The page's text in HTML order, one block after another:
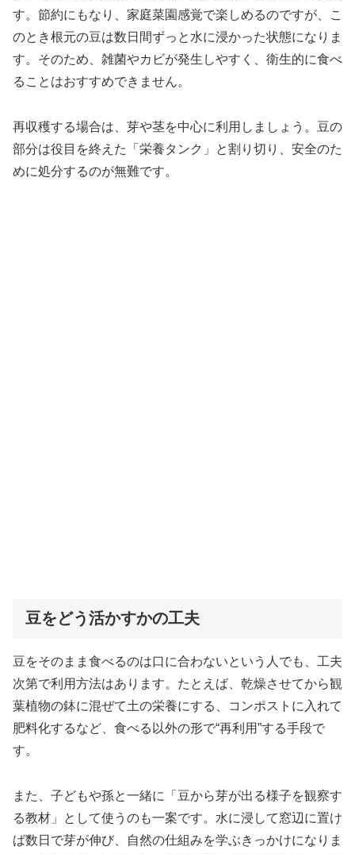
す。節約にもなり、家庭菜園感覚で楽しめるのですが、こ
のとき根元の豆は数日間ずっと水に浸かった状態になりま
す。そのため、雑菌やカビが発生しやすく、衛生的に食べ
ることはおすすめできません。
再収穫する場合は、芽や茎を中心に利用しましょう。豆の
部分は役目を終えた「栄養タンク」と割り切り、安全のた
めに処分するのが無難です。
豆をどう活かすかの工夫
豆をそのまま食べるのは口に合わないという人でも、工夫
次第で利用方法はあります。たとえば、乾燥させてから観
葉植物の鉢に混ぜて土の栄養にする、コンポストに入れて
肥料化するなど、食べる以外の形で“再利用”する手段で
す。
また、子どもや孫と一緒に「豆から芽が出る様子を観察す
る教材」として使うのも一案です。水に浸して窓辺に置け
ば数日で芽が伸び、自然の仕組みを学ぶきっかけになりま